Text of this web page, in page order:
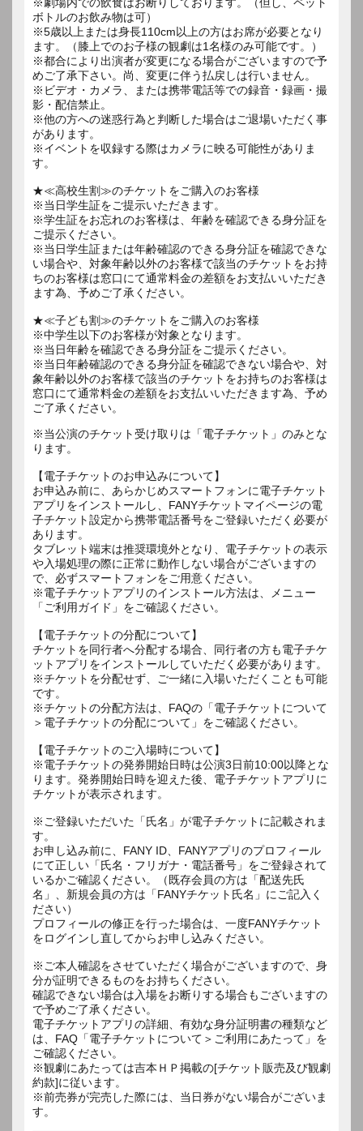
ボトルのお飲み物は可）
※5歳以上または身長110cm以上の方はお席が必要となり
ます。（膝上でのお子様の観劇は1名様のみ可能です。）
※都合により出演者が変更になる場合がございますので予
めご了承下さい。尚、変更に伴う払戻しは行いません。
※ビデオ・カメラ、または携帯電話等での録音・録画・撮
影・配信禁止。
※他の方への迷惑行為と判断した場合はご退場いただく事
があります。
※イベントを収録する際はカメラに映る可能性がありま
す。
★≪高校生割≫のチケットをご購入のお客様
※当日学生証をご提示いただきます。
※学生証をお忘れのお客様は、年齢を確認できる身分証を
ご提示ください。
※当日学生証または年齢確認のできる身分証を確認できな
い場合や、対象年齢以外のお客様で該当のチケットをお持
ちのお客様は窓口にて通常料金の差額をお支払いいただき
ます為、予めご了承ください。
★≪子ども割≫のチケットをご購入のお客様
※中学生以下のお客様が対象となります。
※当日年齢を確認できる身分証をご提示ください。
※当日年齢確認のできる身分証を確認できない場合や、対
象年齢以外のお客様で該当のチケットをお持ちのお客様は
窓口にて通常料金の差額をお支払いいただきます為、予め
ご了承ください。
※当公演のチケット受け取りは「電子チケット」のみとな
ります。
【電子チケットのお申込みについて】
お申込み前に、あらかじめスマートフォンに電子チケット
アプリをインストールし、FANYチケットマイページの電
子チケット設定から携帯電話番号をご登録いただく必要が
あります。
タブレット端末は推奨環境外となり、電子チケットの表示
や入場処理の際に正常に動作しない場合がございますの
で、必ずスマートフォンをご用意ください。
※電子チケットアプリのインストール方法は、メニュー
「ご利用ガイド」をご確認ください。
【電子チケットの分配について】
チケットを同行者へ分配する場合、同行者の方も電子チケ
ットアプリをインストールしていただく必要があります。
※チケットを分配せず、ご一緒に入場いただくことも可能
です。
※チケットの分配方法は、FAQの「電子チケットについて
＞電子チケットの分配について」をご確認ください。
【電子チケットのご入場時について】
※電子チケットの発券開始日時は公演3日前10:00以降とな
ります。発券開始日時を迎えた後、電子チケットアプリに
チケットが表示されます。
※ご登録いただいた「氏名」が電子チケットに記載されま
す。
お申し込み前に、FANY ID、FANYアプリのプロフィール
にて正しい「氏名・フリガナ・電話番号」をご登録されて
いるかご確認ください。（既存会員の方は「配送先氏
名」、新規会員の方は「FANYチケット氏名」にご記入く
ださい）
プロフィールの修正を行った場合は、一度FANYチケット
をログインし直してからお申し込みください。
※ご本人確認をさせていただく場合がございますので、身
分が証明できるものをお持ちください。
確認できない場合は入場をお断りする場合もございますの
で予めご了承ください。
電子チケットアプリの詳細、有効な身分証明書の種類など
は、FAQ「電子チケットについて＞ご利用にあたって」を
ご確認ください。
※観劇にあたっては吉本ＨＰ掲載の[チケット販売及び観劇
約款]に従います。
※前売券が完売した際には、当日券がない場合がございま
す。